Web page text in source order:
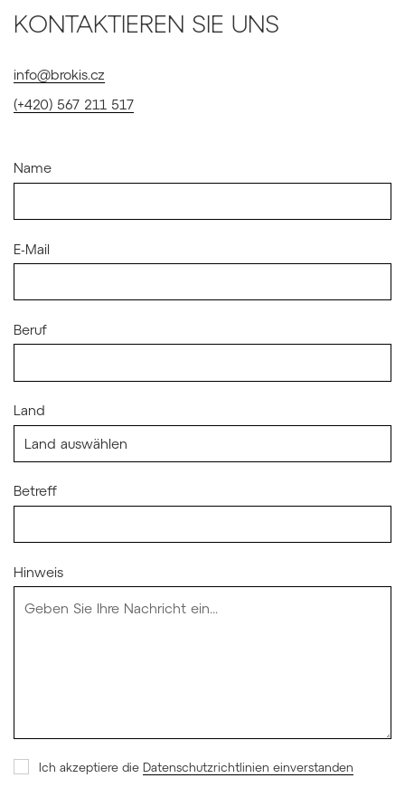
KONTAKTIEREN SIE UNS
info@brokis.cz
(+420) 567 211 517
Name
E-Mail
Beruf
Land
Betreff
Hinweis
Ich akzeptiere dieDatenschutzrichtlinien einverstanden